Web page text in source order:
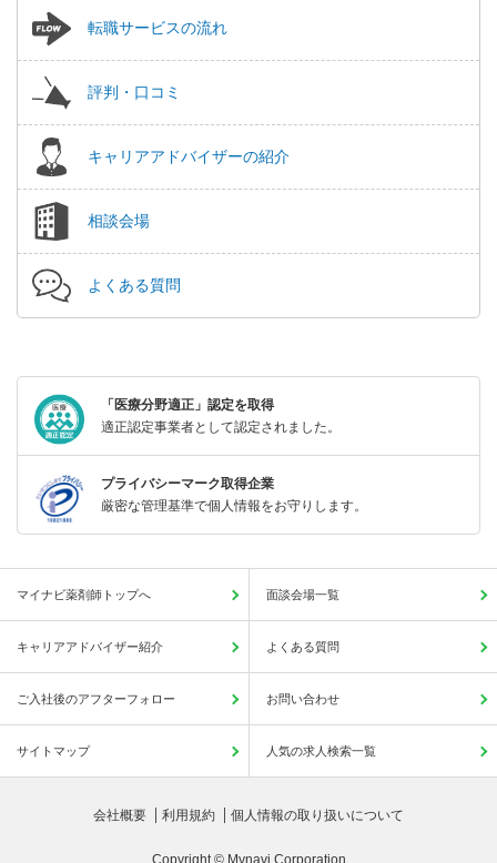
転職サービスの流れ
評判・口コミ
キャリアアドバイザーの紹介
相談会場
よくある質問
「医療分野適正」認定を取得
適正認定事業者として認定されました。
プライバシーマーク取得企業
厳密な管理基準で個人情報をお守りします。
マイナビ薬剤師トップへ 面談会場一覧
キャリアアドバイザー紹介 よくある質問
ご入社後のアフターフォロー お問い合わせ
サイトマップ 人気の求人検索一覧
会社概要 利用規約 個人情報の取り扱いについて
Copyright © Mynavi Corporation